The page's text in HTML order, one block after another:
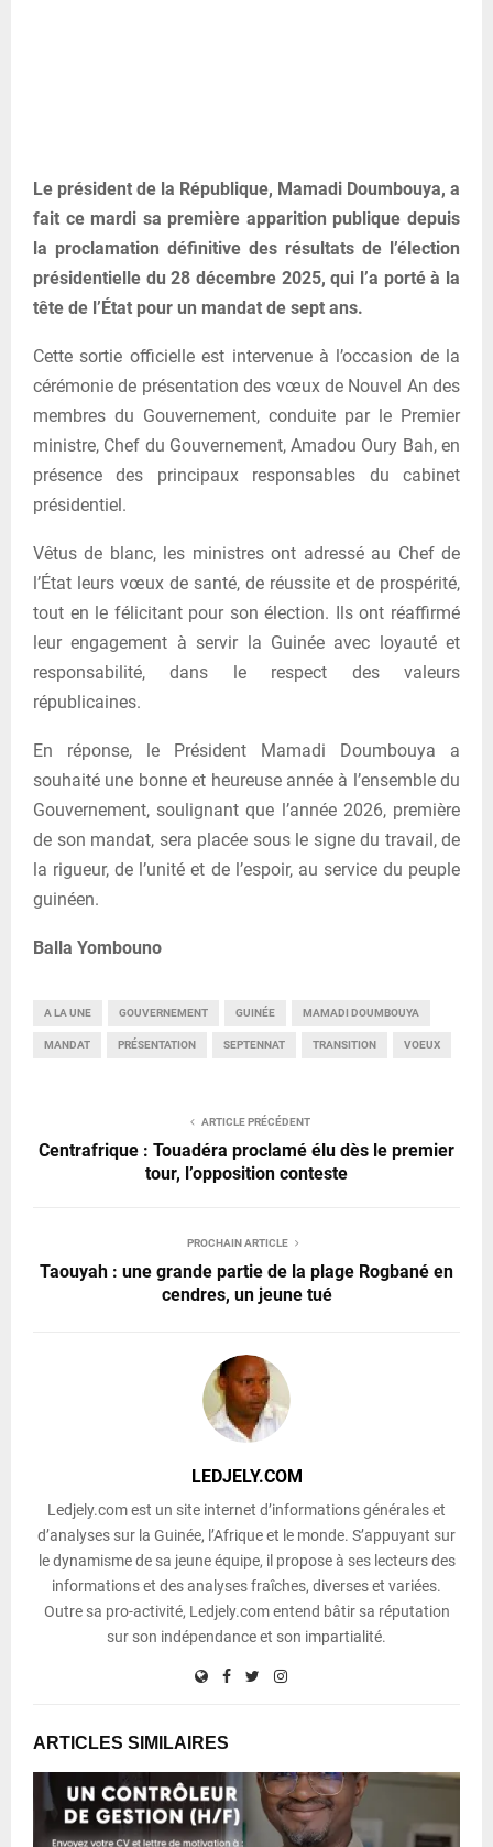
Le président de la République, Mamadi Doumbouya, a
fait ce mardi sa première apparition publique depuis
la proclamation définitive des résultats de l’élection
présidentielle du 28 décembre 2025, qui l’a porté à la
tête de l’État pour un mandat de sept ans.
Cette sortie officielle est intervenue à l’occasion de la
cérémonie de présentation des vœux de Nouvel An des
membres du Gouvernement, conduite par le Premier
ministre, Chef du Gouvernement, Amadou Oury Bah, en
présence des principaux responsables du cabinet
présidentiel.
Vêtus de blanc, les ministres ont adressé au Chef de
l’État leurs vœux de santé, de réussite et de prospérité,
tout en le félicitant pour son élection. Ils ont réaffirmé
leur engagement à servir la Guinée avec loyauté et
responsabilité, dans le respect des valeurs
républicaines.
En réponse, le Président Mamadi Doumbouya a
souhaité une bonne et heureuse année à l’ensemble du
Gouvernement, soulignant que l’année 2026, première
de son mandat, sera placée sous le signe du travail, de
la rigueur, de l’unité et de l’espoir, au service du peuple
guinéen.
Balla Yombouno
A LA UNE GOUVERNEMENT GUINÉE MAMADI DOUMBOUYA
MANDAT PRÉSENTATION SEPTENNAT TRANSITION VOEUX
ARTICLE PRÉCÉDENT
Centrafrique : Touadéra proclamé élu dès le premier
tour, l’opposition conteste
PROCHAIN ARTICLE
Taouyah : une grande partie de la plage Rogbané en
cendres, un jeune tué
LEDJELY.COM
Ledjely.com est un site internet d’informations générales et
d’analyses sur la Guinée, l’Afrique et le monde. S’appuyant sur
le dynamisme de sa jeune équipe, il propose à ses lecteurs des
informations et des analyses fraîches, diverses et variées.
Outre sa pro-activité, Ledjely.com entend bâtir sa réputation
sur son indépendance et son impartialité.
ARTICLES SIMILAIRES